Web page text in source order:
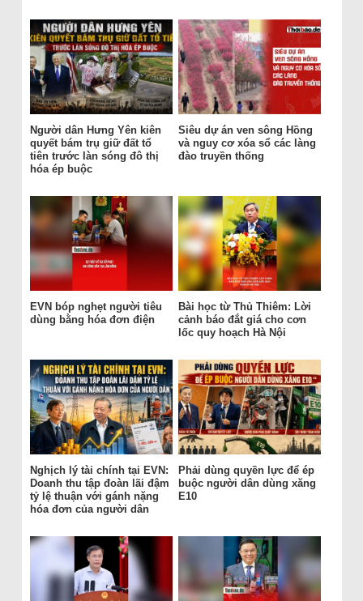
Người dân Hưng Yên kiên
quyết bám trụ giữ đất tổ
tiên trước làn sóng đô thị
hóa ép buộc
Siêu dự án ven sông Hồng
và nguy cơ xóa sổ các làng
đào truyền thống
EVN bóp nghẹt người tiêu
dùng bằng hóa đơn điện
Bài học từ Thủ Thiêm: Lời
cảnh báo đắt giá cho cơn
lốc quy hoạch Hà Nội
Nghịch lý tài chính tại EVN:
Doanh thu tập đoàn lãi đậm
tỷ lệ thuận với gánh nặng
hóa đơn của người dân
Phải dùng quyền lực để ép
buộc người dân dùng xăng
E10